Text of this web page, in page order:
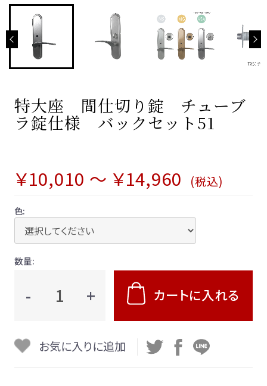
特大座 間仕切り錠 チューブ
ラ錠仕様 バックセット51
￥10,010 ～ ￥14,960 (税込)
色:
数量:
- + カートに入れる
お気に入りに追加
とりかえレバ
お取り替えシミュレーション
他社とりかえレバ
お客様の声
よくあるご質問 -KEYLEXアプリ-
ご購入までの流れ
お支払い等について
会社概要
特定商取引法に基づく表記
利用規約